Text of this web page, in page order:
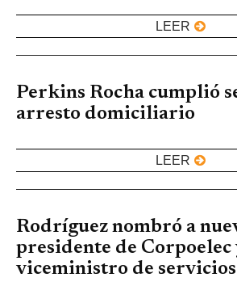
LEER
Perkins Rocha cumplió
arresto domiciliario
LEER
Rodríguez nombró a
presidente de Corpoelec
viceministro de